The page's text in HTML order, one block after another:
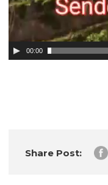
00:00
Share Post: